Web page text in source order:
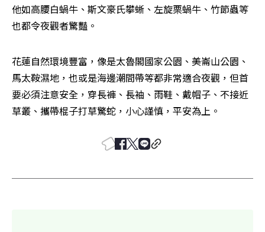
他如高腰白蝸牛、斯文豪氏攀蜥、左旋栗蝸牛、竹節蟲等
也都令夜觀者驚豔。
花蓮自然環境豐富，像是太魯閣國家公園、美崙山公園、
馬太鞍濕地，也或是海邊潮間帶等都非常適合夜觀，但首
要必須注意安全，穿長褲、長袖、雨鞋、戴帽子、不接近
草叢、攜帶棍子打草驚蛇，小心謹慎，平安為上。